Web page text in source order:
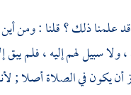
علمنا ذلك ؟ قلنا : ومن
، ولا سبيل لهم إليه ، فلم
أن يكون في الصلاة أصلا ;